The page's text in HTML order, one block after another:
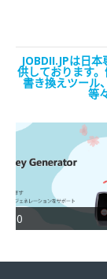
JOBDII.JPは日
供しております
書き換えツール
等
Autel 2